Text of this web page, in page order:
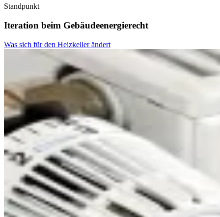
Standpunkt
Iteration beim Gebäudeenergierecht
Was sich für den Heizkeller ändert